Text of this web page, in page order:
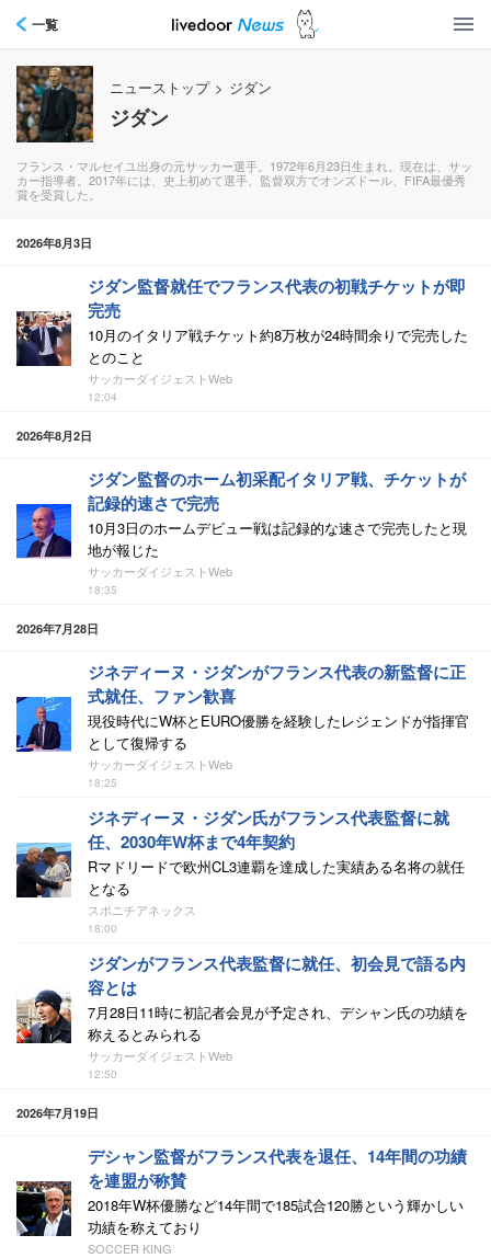
一覧
ニューストップ > ジダン
ジダン
フランス・マルセイユ出身の元サッカー選手。1972年6月23日生まれ。現在は、サッ
カー指導者。2017年には、史上初めて選手、監督双方でオンズドール、FIFA最優秀
賞を受賞した。
2026年8月3日
ジダン監督就任でフランス代表の初戦チケットが即
完売
10月のイタリア戦チケット約8万枚が24時間余りで完売した
とのこと
サッカーダイジェストWeb
12:04
2026年8月2日
ジダン監督のホーム初采配イタリア戦、チケットが
記録的速さで完売
10月3日のホームデビュー戦は記録的な速さで完売したと現
地が報じた
サッカーダイジェストWeb
18:35
2026年7月28日
ジネディーヌ・ジダンがフランス代表の新監督に正
式就任、ファン歓喜
現役時代にW杯とEURO優勝を経験したレジェンドが指揮官
として復帰する
サッカーダイジェストWeb
18:25
ジネディーヌ・ジダン氏がフランス代表監督に就
任、2030年W杯まで4年契約
Rマドリードで欧州CL3連覇を達成した実績ある名将の就任
となる
スポニチアネックス
18:00
ジダンがフランス代表監督に就任、初会見で語る内
容とは
7月28日11時に初記者会見が予定され、デシャン氏の功績を
称えるとみられる
サッカーダイジェストWeb
12:50
2026年7月19日
デシャン監督がフランス代表を退任、14年間の功績
を連盟が称賛
2018年W杯優勝など14年間で185試合120勝という輝かしい
功績を称えており
SOCCER KING